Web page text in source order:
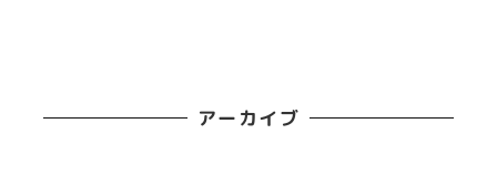
アーカイブ